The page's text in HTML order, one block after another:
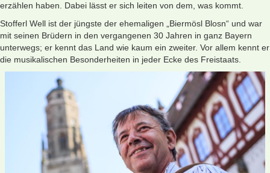
erzählen haben. Dabei lässt er sich leiten von dem, was kommt.
Stofferl Well ist der jüngste der ehemaligen „Biermösl Blosn“ und war
mit seinen Brüdern in den vergangenen 30 Jahren in ganz Bayern
unterwegs; er kennt das Land wie kaum ein zweiter. Vor allem kennt er
die musikalischen Besonderheiten in jeder Ecke des Freistaats.